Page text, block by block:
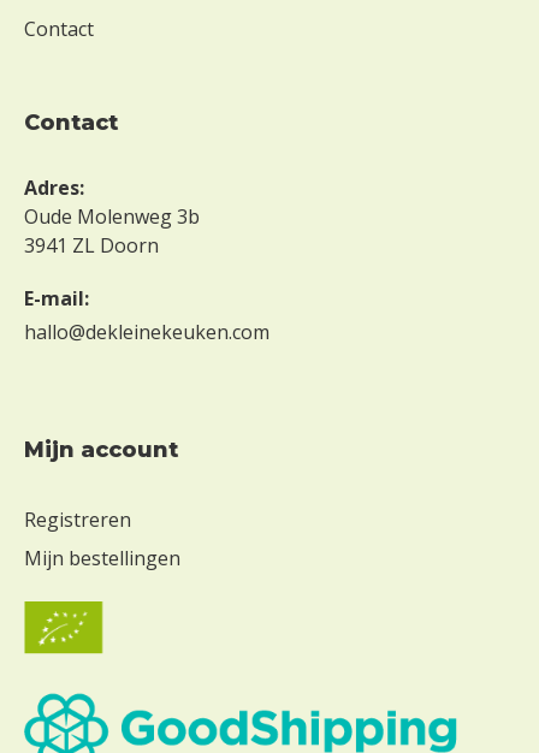
Contact
contact
Adres:
Oude Molenweg 3b
3941 ZL Doorn
E-mail:
hallo@dekleinekeuken.com
Mijn account
Registreren
Mijn bestellingen